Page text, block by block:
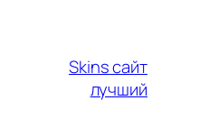
Skins сайт
лучший